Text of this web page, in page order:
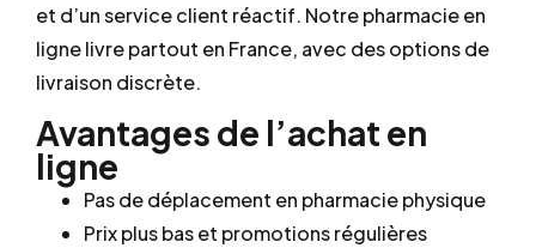
et d’un service client réactif. Notre pharmacie en
ligne livre partout en France, avec des options de
livraison discrète.
Avantages de l’achat en
ligne
Pas de déplacement en pharmacie physique
Prix plus bas et promotions régulières